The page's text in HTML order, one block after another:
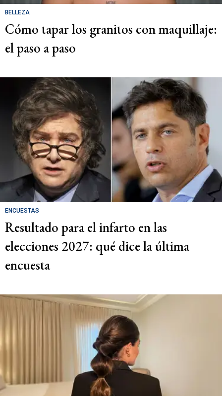
BELLEZA
Cómo tapar los granitos con maquillaje:
el paso a paso
ENCUESTAS
Resultado para el infarto en las
elecciones 2027: qué dice la última
encuesta